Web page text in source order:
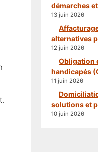
démarches
13 juin 2026
alternatives
12 juin 2026
Obligation
handicapés
11 juin 2026
solutions et
10 juin 2026